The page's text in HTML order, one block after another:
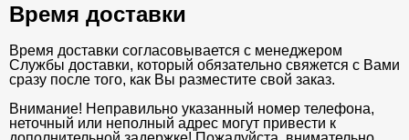
Время доставки
Время доставки согласовывается с менеджером
Службы доставки, который обязательно свяжется с Вами
сразу после того, как Вы разместите свой заказ.
Внимание! Неправильно указанный номер телефона,
неточный или неполный адрес могут привести к